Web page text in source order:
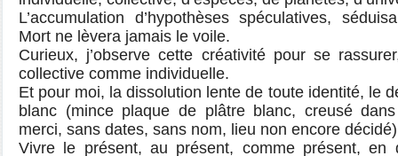
L’accumulation d’hypothèses spéculatives,
Mort ne lèvera jamais le voile.
Curieux, j’observe cette créativité pour se
collective comme individuelle.
Et pour moi, la dissolution lente de toute identité, le
blanc (mince plaque de plâtre blanc, creusé
merci, sans dates, sans nom, lieu non encore
Vivre le présent, au présent, comme présent, en